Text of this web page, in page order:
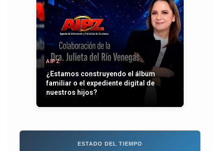
AIPZ
¿Estamos construyendo el álbum
familiar o el expediente digital de
nuestros hijos?
ESTADO DEL TIEMPO